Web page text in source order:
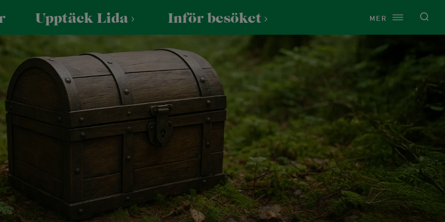
Upptäck Lida
UTFORSKA VIA KARTAN
Vattenaktiviteter
Friluftsbad
Kajak, kanot och SUP
Vattenskidor
Bastuflotte
Mat & fest
Lida Värdshus
Konferens
Bröllop och dop
Minnesstund
Vandring & natur
Stigar och leder
Fågelskådning
Stigar för barn
Naturen på Lida
Inför besöket
Praktiskt
Öppettider
Hitta hit
Parkering
Säkerhet och trivsel
Tillgänglighet
Service
Just nu på Lida
Presentkort
Toaletter
Cykeltvätt
Raststugan Naturport
Tältning och vindskydd
Grillplatser
Omklädningsrum och bastu
MER
skola/förening
Skogen
och förskola
och skolbesök
För företag
Företagsevent
Konferens
Om Lida
Kontakt
Årsredovisningar
Press
Vi finns på Lida
Historia
Naturen på Lida
Hållbarhet
Uthyrningspolicy
Samarbeten och sponsring